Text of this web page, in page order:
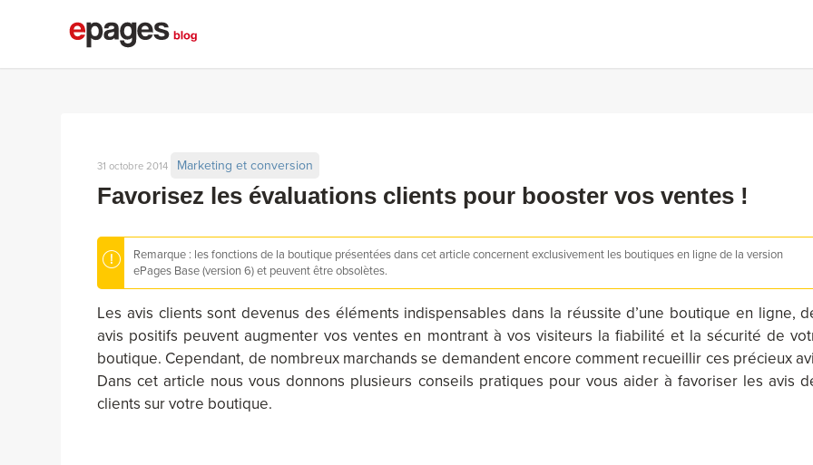
Favorisez les évaluations clients pour booster vos ventes !
31 octobre 2014 Marketing et conversion
Remarque : les fonctions de la boutique présentées dans cet article concernent exclusivement les boutiques en ligne de la version
ePages Base (version 6) et peuvent être obsolètes.
Les avis clients sont devenus des éléments indispensables dans la réussite d’une boutique en ligne,
avis positifs peuvent augmenter vos ventes en montrant à vos visiteurs la fiabilité et la sécurité de
boutique. Cependant, de nombreux marchands se demandent encore comment recueillir ces précieux
Dans cet article nous vous donnons plusieurs conseils pratiques pour vous aider à favoriser les avis
clients sur votre boutique.